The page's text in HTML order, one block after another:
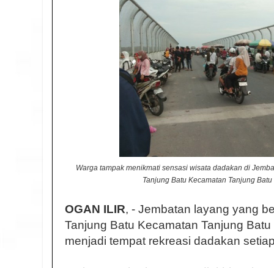
Warga tampak menikmati sensasi wisata dadakan di
Tanjung Batu Kecamatan Tanjung
OGAN ILIR, - Jembatan layang yang
Tanjung Batu Kecamatan Tanjung
menjadi tempat rekreasi dadakan